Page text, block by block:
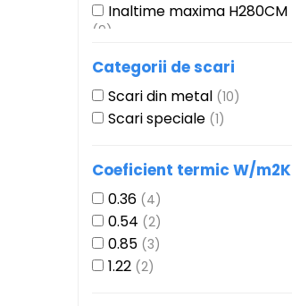
USI VIZITARE SUPER-
TERMOIZOLATOARE
USI VIZITARE ANTIFOC
Inaltime maxima H280CM
(9)
(8)
Inaltime maxima H290CM
(3)
Categorii de scari
Scari din metal (10)
Scari speciale (1)
Coeficient termic W/m2K
0.36 (4)
0.54 (2)
0.85 (3)
1.22 (2)